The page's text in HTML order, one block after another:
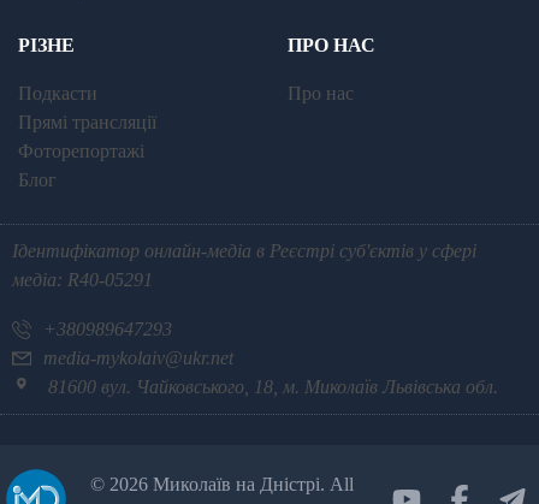
РІЗНЕ
Подкасти
Прямі трансляції
Фоторепортажі
Блог
ПРО НАС
Про нас
Ідентифікатор онлайн-медіа в Реєстрі суб'єктів у сфері
медіа: R40-05291
+380989647293
media-mykolaiv@ukr.net
81600 вул. Чайковського, 18, м. Миколаїв Львівська обл.
© 2026 Миколаїв на Дністрі. All